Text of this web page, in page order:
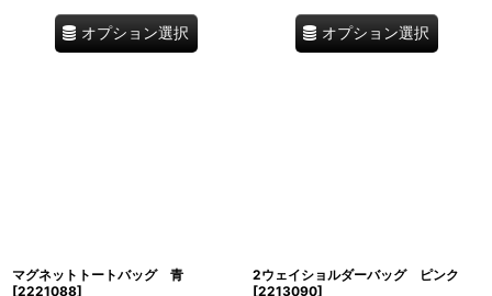
オプション選択 オプション選択
マグネットトートバッグ 青
[2221088]
2ウェイショルダーバッグ ピンク
[2213090]